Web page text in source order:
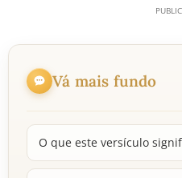
Vá mais fundo
O que este versículo